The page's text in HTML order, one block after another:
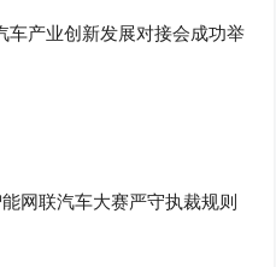
车产业创新发展对接会成功举
网联汽车大赛严守执裁规则